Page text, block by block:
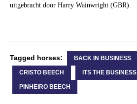
uitgebracht door Harry Wainwright (GBR).
Tagged horses: BACK IN BUSINESS
CRISTO BEECH ITS THE BUSINESS
PINHEIRO BEECH